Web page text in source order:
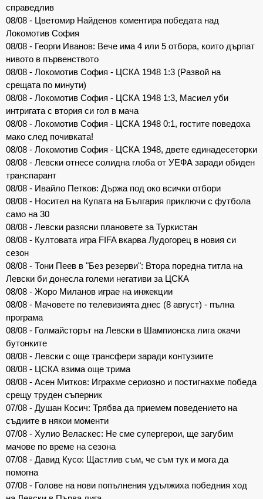
справедлив
08/08 - Цветомир Найденов коментира победата над
Локомотив София
08/08 - Георги Иванов: Вече има 4 или 5 отбора, които дърпат
нивото в първенството
08/08 - Локомотив София - ЦСКА 1948 1:3 (Развой на
срещата по минути)
08/08 - Локомотив София - ЦСКА 1948 1:3, Масиел уби
интригата с втория си гол в мача
08/08 - Локомотив София - ЦСКА 1948 0:1, гостите поведоха
мако след почивката!
08/08 - Локомотив София - ЦСКА 1948, двете единадесеторки
08/08 - Левски отнесе солидна глоба от УЕФА заради обиден
транспарант
08/08 - Ивайло Петков: Държа под око всички отбори
08/08 - Носител на Купата на България приключи с футбола
само на 30
08/08 - Левски разясни плановете за Туркистан
08/08 - Култовата игра FIFA вкарва Лудогорец в новия си
сезон
08/08 - Тони Пеев в "Без резерви": Втора поредна титла на
Левски би донесла големи негативи за ЦСКА
08/08 - Жоро Миланов играе на инжекции
08/08 - Мачовете по телевизията днес (8 август) - пълна
програма
08/08 - Голмайсторът на Левски в Шампионска лига окачи
бутонките
08/08 - Левски с още трансфери заради контузиите
08/08 - ЦСКА взима още трима
08/08 - Асен Митков: Играхме сериозно и постигнахме победа
срещу труден съперник
07/08 - Душан Косич: Трябва да приемем поведението на
съдиите в някои моменти
07/08 - Хулио Веласкес: Не сме супергерои, ще загубим
мачове по време на сезона
07/08 - Давид Кусо: Щастлив съм, че съм тук и мога да
помогна
07/08 - Голове на нови попълнения удължиха победния ход